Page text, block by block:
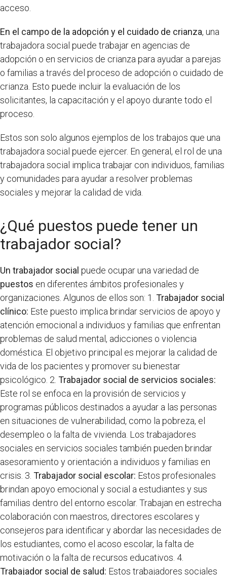
acceso.
En el campo de la adopción y el cuidado de crianza, una
trabajadora social puede trabajar en agencias de
adopción o en servicios de crianza para ayudar a parejas
o familias a través del proceso de adopción o cuidado de
crianza. Esto puede incluir la evaluación de los
solicitantes, la capacitación y el apoyo durante todo el
proceso.
Estos son solo algunos ejemplos de los trabajos que una
trabajadora social puede ejercer. En general, el rol de una
trabajadora social implica trabajar con individuos, familias
y comunidades para ayudar a resolver problemas
sociales y mejorar la calidad de vida.
¿Qué puestos puede tener un
trabajador social?
Un trabajador social puede ocupar una variedad de
puestos en diferentes ámbitos profesionales y
organizaciones. Algunos de ellos son: 1. Trabajador social
clínico: Este puesto implica brindar servicios de apoyo y
atención emocional a individuos y familias que enfrentan
problemas de salud mental, adicciones o violencia
doméstica. El objetivo principal es mejorar la calidad de
vida de los pacientes y promover su bienestar
psicológico. 2. Trabajador social de servicios sociales:
Este rol se enfoca en la provisión de servicios y
programas públicos destinados a ayudar a las personas
en situaciones de vulnerabilidad, como la pobreza, el
desempleo o la falta de vivienda. Los trabajadores
sociales en servicios sociales también pueden brindar
asesoramiento y orientación a individuos y familias en
crisis. 3. Trabajador social escolar: Estos profesionales
brindan apoyo emocional y social a estudiantes y sus
familias dentro del entorno escolar. Trabajan en estrecha
colaboración con maestros, directores escolares y
consejeros para identificar y abordar las necesidades de
los estudiantes, como el acoso escolar, la falta de
motivación o la falta de recursos educativos. 4.
Trabajador social de salud: Estos trabajadores sociales